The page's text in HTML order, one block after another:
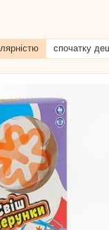
спочатку